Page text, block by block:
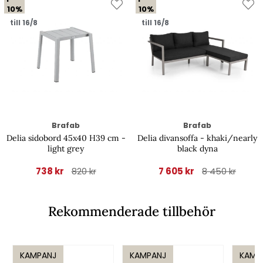
10%
till 16/8
Brafab
Delia sidobord 45x40 H39 cm -
light grey
738 kr 820 kr
10%
till 16/8
Brafab
Delia divansoffa - khaki/nearly
black dyna
7 605 kr 8 450 kr
Rekommenderade tillbehör
KAMPANJ KAMPANJ